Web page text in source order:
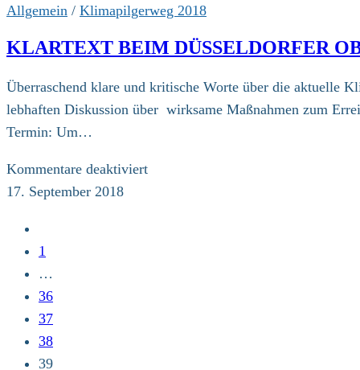
Josef
feiert
Allgemein / Klimapilgerweg 2018
KLARTEXT BEIM DÜSSELDORFER
Überraschend klare und kritische Worte über die aktuelle
lebhaften Diskussion über wirksame Maßnahmen zum
Termin: Um…
Kommentare deaktiviertfür
17. September 2018
vorherigen
Seite
1
…
36
37
38
39